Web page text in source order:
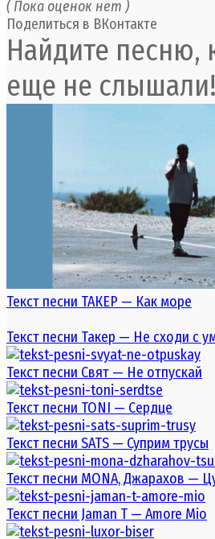
( Пока оценок нет )
Поделиться в ВКонтакте
Найдите песню,
еще не слышали!
Текст песни ТАКЕР — Как море
Текст песни Такер — Не сходи с
Текст песни Свят — Не отпускай
Текст песни TONI — Сердце
Текст песни SATS — Суприм трусы
Текст песни MONA, Джарахов —
Текст песни Jaman T — Amore Mio